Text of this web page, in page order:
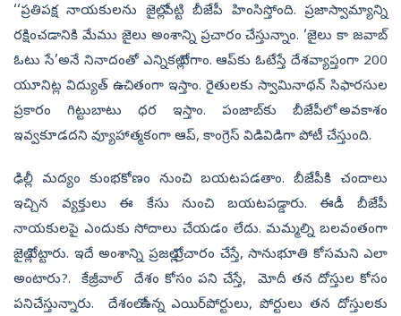
‘‘ప్రతిపక్ష నాయకులను జైల్లో పెట్టి బీజేపీ హింసిస్తోంది. ప్రజాస్వామ్యాన్ని
రక్షించడానికి మేము జైలు అంశాన్ని ప్రచారం చేస్తున్నాం. ‘జైలు కా జవాబ్‌
ఓటు సే’అనే నినాదంతో ఎన్నికల్లో దిగాం. ఆప్‌కు ఓటేస్తే దేశవ్యాప్తంగా 200
యూనిట్ల విద్యుత్ ఉచితంగా ఇస్తాం. రైతులకు స్వామినాథన్ సిఫారసుల
ప్రకారం గిట్టుబాటు ధర ఇస్తాం. పంజాబ్‌కు బీజేపీలో అవకాశం
ఇవ్వకూడదని వ్యూహాత్మకంగా ఆప్, కాంగ్రెస్ విడివిడిగా పోటీ చేస్తుంది.
ఢిల్లీ మద్యం కుంభకోణం నుంచి బయటపడతాం. బీజేపీకి చందాలు
ఇచ్చిన వ్యక్తులు ఈ కేసు నుంచి బయటపడ్డారు. ఈడీ బీజేపీ
నాయకులపై ఎందుకు సోదాలు చేయడం లేదు. మమ్మల్ని బలవంతంగా
జైల్లో పెట్టారు. ఇదే అంశాన్ని ప్రజల్లో ప్రచారం చేస్తే, సానుభూతి కోసమని ఎలా
అంటారు?. కేజ్రీవాల్ దేశం కోసం పని చేస్తే, మోదీ తన దోస్తుల కోసం
పనిచేస్తున్నారు. దేశంలో ఉన్న ఎయిర్‌పోర్టులు, పోర్టులు తన దోస్తులకు